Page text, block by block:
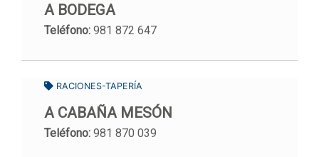
A BODEGA
Teléfono: 981 872 647
RACIONES-TAPERÍA
A CABAÑA MESÓN
Teléfono: 981 870 039